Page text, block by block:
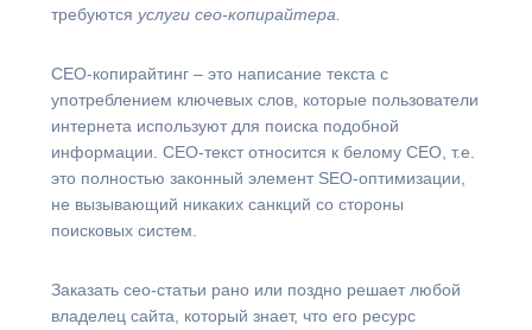
требуются услуги сео-копирайтера.
СЕО-копирайтинг – это написание текста с
употреблением ключевых слов, которые пользователи
интернета используют для поиска подобной
информации. СЕО-текст относится к белому СЕО, т.е.
это полностью законный элемент SEO-оптимизации,
не вызывающий никаких санкций со стороны
поисковых систем.
Заказать сео-статьи рано или поздно решает любой
владелец сайта, который знает, что его ресурс